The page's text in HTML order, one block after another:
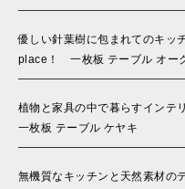
優しい針葉樹に包まれてのキッ
place！ 一枚板 テーブル オー
植物と家具の中で暮らすインテ
一枚板 テーブル ケヤキ
無機質なキッチンと天然素材の